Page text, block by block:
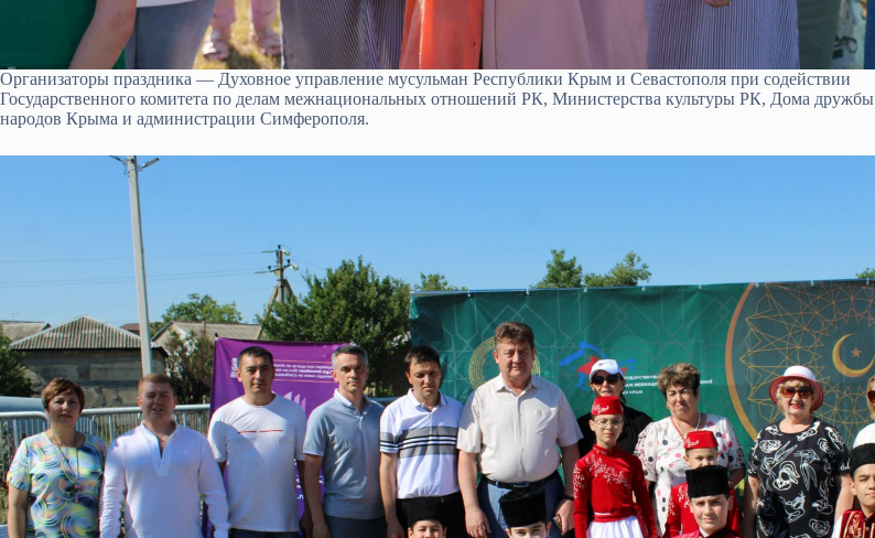
Организаторы праздника — Духовное управление мусульман Республики Крым и Севастополя при содействии
Государственного комитета по делам межнациональных отношений РК, Министерства культуры РК, Дома дружбы
народов Крыма и администрации Симферополя.